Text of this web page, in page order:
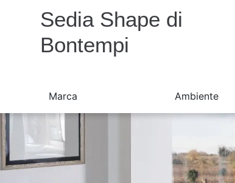
Sedia Shape di
Bontempi
Marca Ambiente